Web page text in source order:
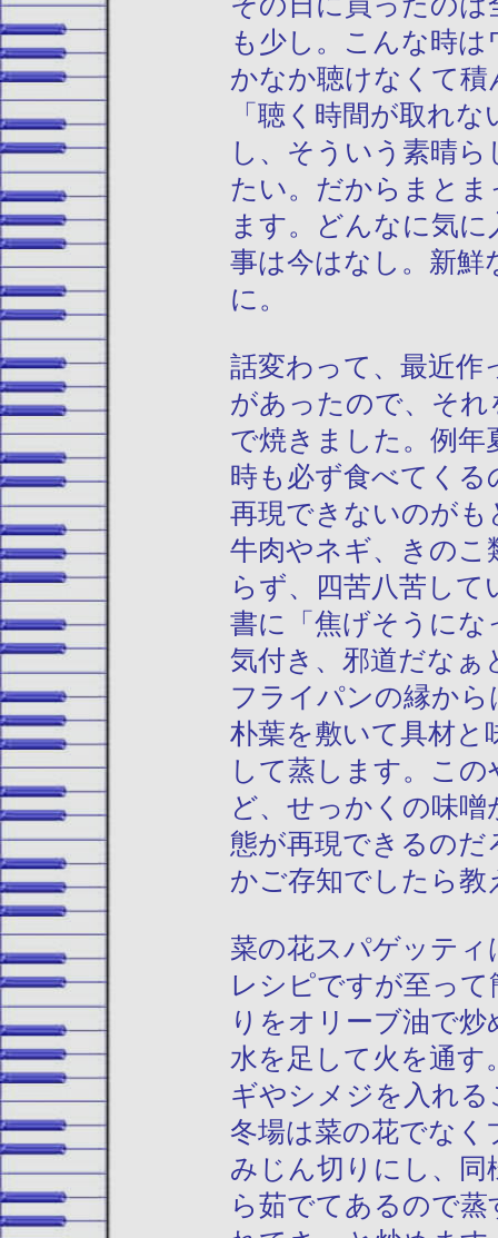
も少し。こんな時
かなか聴けなくて
「聴く時間が取れ
し、そういう素晴
たい。だからまと
ます。どんなに気
事は今はなし。新鮮
に。
話変わって、最近作
があったので、そ
で焼きました。例年
時も必ず食べてく
再現できないのがも
牛肉やネギ、きの
らず、四苦八苦し
書に「焦げそうに
気付き、邪道だなぁ
フライパンの縁か
朴葉を敷いて具材と
して蒸します。こ
ど、せっかくの味
態が再現できるの
かご存知でしたら教
菜の花スパゲッテ
レシピですが至っ
りをオリーブ油で
水を足して火を通
ギやシメジを入れ
冬場は菜の花でな
みじん切りにし、
ら茹でてあるので